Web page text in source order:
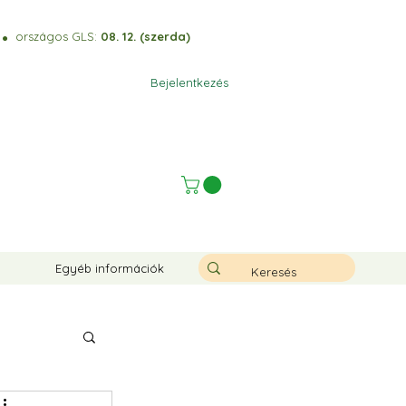
⚫️ országos GLS: 08. 12. (szerda)
Bejelentkezés
Egyéb információk